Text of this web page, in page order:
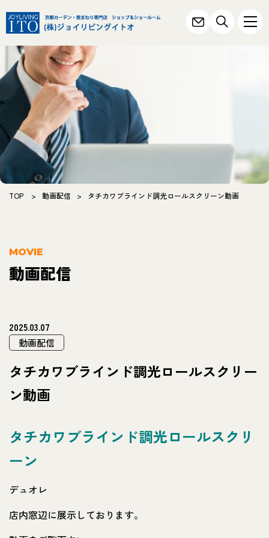
TOP > 動画配信 > タチカワブラインド調光ロールスクリーン動画
MOVIE
動画配信
2025.03.07
動画配信
タチカワブラインド調光ロールスクリー
ン動画
タチカワブラインド調光ロールスクリ
ーン
デュオレ
店内窓辺に展示しております。